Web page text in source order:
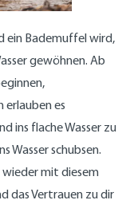
ein Bademuffel wird,
gewöhnen. Ab
es
ins flache Wasser zu
Wasser schubsen.
wieder mit diesem
das Vertrauen zu dir